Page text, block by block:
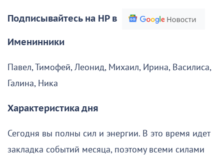
Подписывайтесь на НР в
Именинники
Павел, Тимофей, Леонид, Михаил, Ирина, Василиса,
Галина, Ника
Характеристика дня
Сегодня вы полны сил и энергии. В это время идет
закладка событий месяца, поэтому всеми силами